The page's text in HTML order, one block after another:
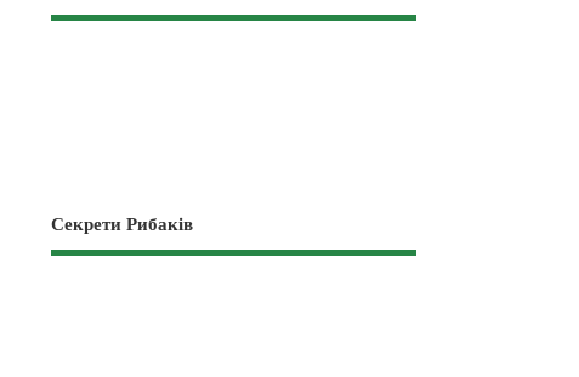
Секрети Рибаків